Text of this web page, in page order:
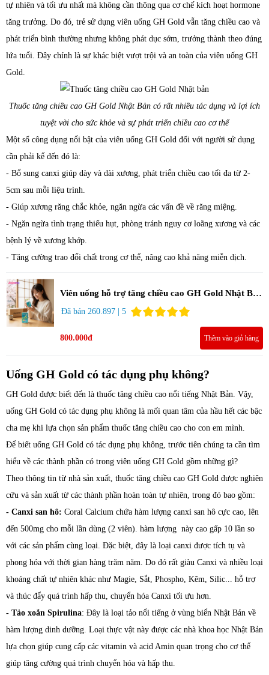
tự nhiên và tối ưu nhất mà không cần thông qua cơ chế kích hoạt hormone
tăng trưởng. Do đó, trẻ sử dụng viên uống GH Gold vẫn tăng chiều cao và
phát triển bình thường nhưng không phát dục sớm, trưởng thành theo đúng
lứa tuổi. Đây chính là sự khác biệt vượt trội và an toàn của viên uống GH
Gold.
Thuốc tăng chiều cao GH Gold Nhật Bản có rất nhiều tác dụng và lợi ích
tuyệt vời cho sức khỏe và sự phát triển chiều cao cơ thể
Một số công dụng nổi bật của viên uống GH Gold đối với người sử dụng
cần phải kể đến đó là:
- Bổ sung canxi giúp dày và dài xương, phát triển chiều cao tối đa từ 2-
5cm sau mỗi liệu trình.
- Giúp xương răng chắc khỏe, ngăn ngừa các vấn đề về răng miệng.
- Ngăn ngừa tình trạng thiếu hụt, phòng tránh nguy cơ loãng xương và các
bệnh lý về xương khớp.
- Tăng cường trao đổi chất trong cơ thể, nâng cao khả năng miễn dịch.
Viên uống hỗ trợ tăng chiều cao GH Gold Nhật Bản
120 viên
Đã bán 260.897 | 5
800.000đ Thêm vào giỏ hàng
Uống GH Gold có tác dụng phụ không?
GH Gold được biết đến là thuốc tăng chiều cao nổi tiếng Nhật Bản. Vậy,
uống GH Gold có tác dụng phụ không là mối quan tâm của hầu hết các bậc
cha mẹ khi lựa chọn sản phẩm thuốc tăng chiều cao cho con em mình.
Để biết uống GH Gold có tác dụng phụ không, trước tiên chúng ta cần tìm
hiểu về các thành phần có trong viên uống GH Gold gồm những gì?
Theo thông tin từ nhà sản xuất, thuốc tăng chiều cao GH Gold được nghiên
cứu và sản xuất từ các thành phần hoàn toàn tự nhiên, trong đó bao gồm:
- Canxi san hô: Coral Calcium chứa hàm lượng canxi san hô cực cao, lên
đến 500mg cho mỗi lần dùng (2 viên). hàm lượng này cao gấp 10 lần so
với các sản phẩm cùng loại. Đặc biệt, đây là loại canxi được tích tụ và
phong hóa với thời gian hàng trăm năm. Do đó rất giàu Canxi và nhiều loại
khoáng chất tự nhiên khác như Magie, Sắt, Phospho, Kẽm, Silic... hỗ trợ
và thúc đẩy quá trình hấp thu, chuyển hóa Canxi tối ưu hơn.
- Tảo xoắn Spirulina: Đây là loại tảo nổi tiếng ở vùng biển Nhật Bản về
hàm lượng dinh dưỡng. Loại thực vật này được các nhà khoa học Nhật Bản
lựa chọn giúp cung cấp các vitamin và acid Amin quan trọng cho cơ thể
giúp tăng cường quá trình chuyển hóa và hấp thu.